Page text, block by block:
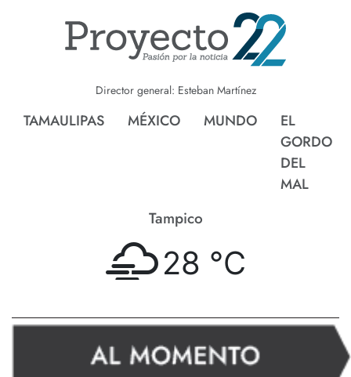
Director general: Esteban Martínez
TAMAULIPAS MÉXICO MUNDO
EL
GORDO
DEL
MAL
Tampico
28 °C